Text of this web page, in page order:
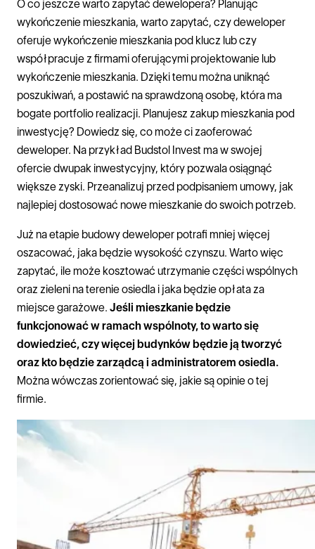
O co jeszcze warto zapytać dewelopera? Planując
wykończenie mieszkania, warto zapytać, czy deweloper
oferuje wykończenie mieszkania pod klucz lub czy
współpracuje z firmami oferującymi projektowanie lub
wykończenie mieszkania. Dzięki temu można uniknąć
poszukiwań, a postawić na sprawdzoną osobę, która ma
bogate portfolio realizacji. Planujesz zakup mieszkania pod
inwestycję? Dowiedz się, co może ci zaoferować
deweloper. Na przykład Budstol Invest ma w swojej
ofercie dwupak inwestycyjny, który pozwala osiągnąć
większe zyski. Przeanalizuj przed podpisaniem umowy, jak
najlepiej dostosować nowe mieszkanie do swoich potrzeb.
Już na etapie budowy deweloper potrafi mniej więcej
oszacować, jaka będzie wysokość czynszu. Warto więc
zapytać, ile może kosztować utrzymanie części wspólnych
oraz zieleni na terenie osiedla i jaka będzie opłata za
miejsce garażowe. Jeśli mieszkanie będzie
funkcjonować w ramach wspólnoty, to warto się
dowiedzieć, czy więcej budynków będzie ją tworzyć
oraz kto będzie zarządcą i administratorem osiedla.
Można wówczas zorientować się, jakie są opinie o tej
firmie.